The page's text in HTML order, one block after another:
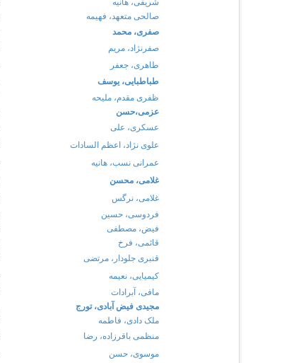
شریفی، هانیه
صالحی متعهد، فهیمه
صفری، محمد
صفرنژاد، مریم
طاهری، جعفر
طباطبایی، یوسف
ظفری مقدم، ملیحه
عزمی،حسن
عسکری، علی
علوی نژاد، اعظم السادات
عمرانی نسب، هانیه
غلامی، محسن
غلامی، نرگس
فردوسی، حسین
فیض، مصطفی
قائمی، فرخ
قنبری جلودار، مرتضی
کیمیایی، نعیمه
مافی، آبرادات
مجیدی فیض آبادی، تورج
ملک دادی، فاطمه
منظمی باقرزاده، رضا
موسوی، حسن